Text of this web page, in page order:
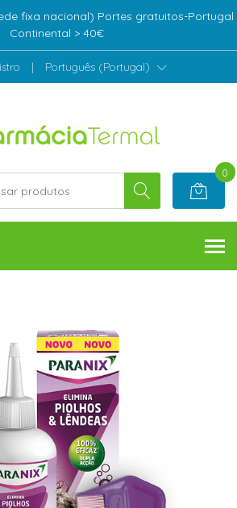
fixa nacional) Portes gratuitos-Portugal
Continental > 40€
| Português (Portugal)
0